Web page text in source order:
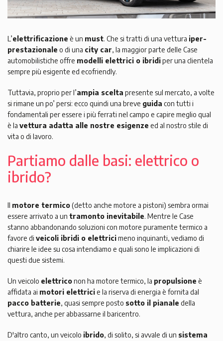
L’elettrificazione è un must. Che si tratti di una vettura iper-
prestazionale o di una city car, la maggior parte delle Case
automobilistiche offre modelli elettrici o ibridiper una clientela
sempre più esigente ed ecofriendly.
Tuttavia, proprio per l’ampia scelta presente sul mercato, a volte
si rimane un po’ persi: ecco quindi una breve guida con tutti i
fondamentali per essere i più ferrati nel campo e capire meglio qual
è la vettura adatta alle nostre esigenze ed al nostro stile di
vita o di lavoro.
Partiamo dalle basi: elettrico o
ibrido?
Il motore termico(detto anche motore a pistoni) sembra ormai
essere arrivato a un tramonto inevitabile. Mentre le Case
stanno abbandonando soluzioni con motore puramente termico a
favore di veicoli ibridi o elettricimeno inquinanti, vediamo di
chiarire le idee su cosa intendiamo e quali sono le implicazioni di
questi due sistemi.
Un veicolo elettriconon ha motore termico, la propulsione è
affidata ai motori elettricie la riserva di energia è fornita dal
pacco batterie, quasi sempre posto sotto il pianale della
vettura, anche per abbassarne il baricentro.
D'altro canto, un veicolo ibrido, di solito, si avvale di un sistema